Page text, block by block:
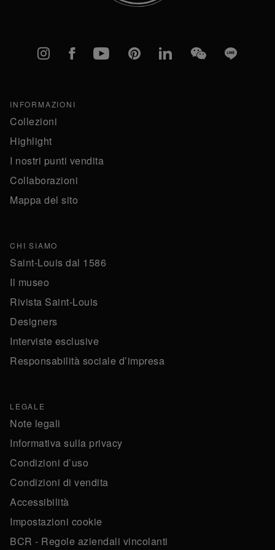
Instagram
FacebookYouTubePinterestlinkedInWeChatLine
INFORMAZIONI
Collezioni
Highlight
I nostri punti vendita
Collaborazioni
Mappa del sito
CHI SIAMO
Saint-Louis dal 1586
Il museo
Rivista Saint-Louis
Designers
Interviste esclusive
Responsabilità sociale d’impresa
LEGALE
Note legali
Informativa sulla privacy
Condizioni d’uso
Condizioni di vendita
Accessibilità
Impostazioni cookie
BCR - Regole aziendali vincolanti